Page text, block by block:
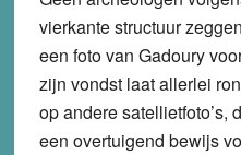
vierkante structuur
een foto van Gadoury
zijn vondst laat allerlei
op andere satellietfoto’s,
een overtuigend bewijs